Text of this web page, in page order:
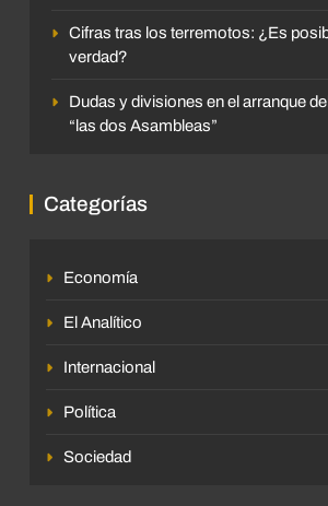
Cifras tras los terremotos: ¿Es
verdad?
Dudas y divisiones en el arranque
“las dos Asambleas”
Categorías
Economía
El Analítico
Internacional
Política
Sociedad